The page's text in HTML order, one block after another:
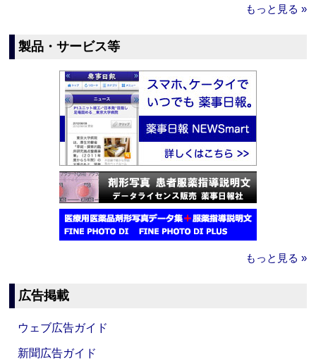
もっと見る »
製品・サービス等
もっと見る »
広告掲載
ウェブ広告ガイド
新聞広告ガイド